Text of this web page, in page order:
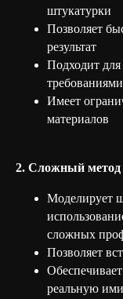
штукатурки
Позволяет
результат
Подходит
Имеет
материалов
2. Сложный метод
Моделирует
сложных
Позволяет
реальную